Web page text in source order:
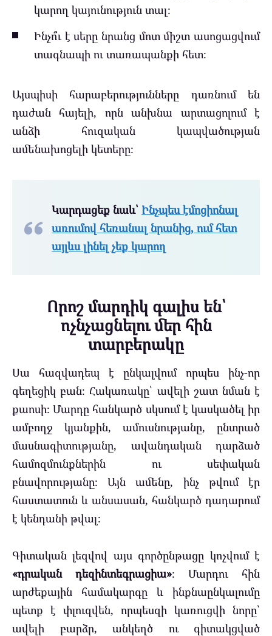
կարող կայունություն տալ։
Ինչո՞ւ է սերը նրանց մոտ միշտ ասոցացվում
տագնապի ու տառապանքի հետ։
Այսպիսի հարաբերությունները դառնում են
դաժան հայելի, որն անխնա արտացոլում է
անձի հուզական կապվածության
ամենախոցելի կետերը։
Կարդացեք նաև՝ Ինչպես էմոցիոնալ
առումով հեռանալ նրանից, ում հետ
այլևս լինել չեք կարող
Որոշ մարդիկ գալիս են՝
ոչնչացնելու մեր հին
տարբերակը
Սա հազվադեպ է ընկալվում որպես ինչ-որ
գեղեցիկ բան։ Հակառակը՝ ավելի շատ նման է
քաոսի։ Մարդը հանկարծ սկսում է կասկածել իր
ամբողջ կյանքին, ամուսնությանը, ընտրած
մասնագիտությանը, ավանդական դարձած
համոզմունքներին ու սեփական
բնավորությանը։ Այն ամենը, ինչ թվում էր
հաստատուն և անսասան, հանկարծ դադարում
է կենդանի թվալ։
Գիտական լեզվով այս գործընթացը կոչվում է
«դրական դեզինտեգրացիա»։ Մարդու հին
արժեքային համակարգը և ինքնաընկալումը
պետք է փլուզվեն, որպեսզի կառուցվի նորը՝
ավելի բարձր, անկեղծ ու գիտակցված